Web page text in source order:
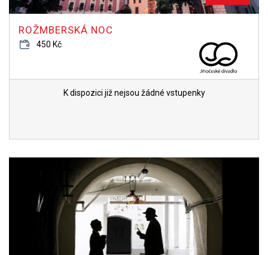
ROŽMBERSKÁ NOC
450 Kč
K dispozici již nejsou žádné vstupenky